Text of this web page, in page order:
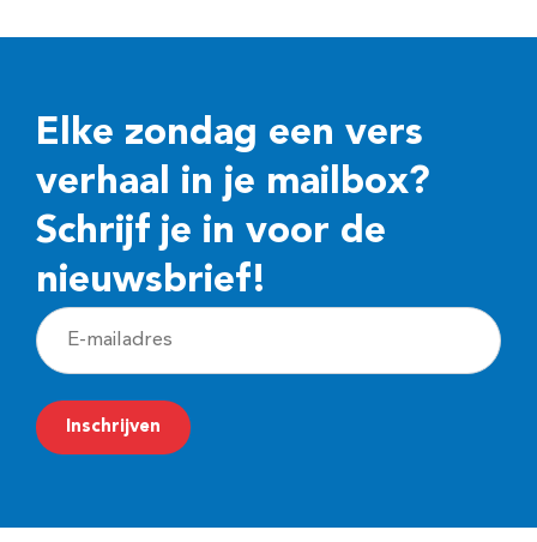
Elke zondag een vers
verhaal in je mailbox?
Schrijf je in voor de
nieuwsbrief!
E
-
m
a
Inschrijven